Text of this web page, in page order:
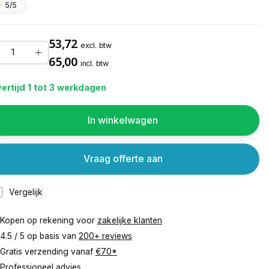
5/5
53,72 excl. btw
65,00 incl. btw
1 tot 3 werkdagen
In winkelwagen
Vergelijk
Vraag offerte aan
Kopen op rekening voor zakelijke klanten
4.5 / 5 op basis van 200+ reviews
Gratis verzending vanaf €70*